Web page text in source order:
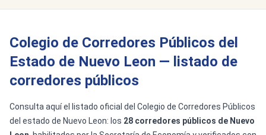
Colegio de Corredores Públicos del
Estado de Nuevo Leon — listado de
corredores públicos
Consulta aquí el listado oficial del Colegio de Corredores Públicos
del estado de Nuevo Leon: los 28 corredores públicos de Nuevo